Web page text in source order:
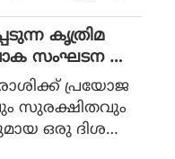
കൃത്രിമ
സംഘടന ആ
ഇല്ല
പ്രയോജ
സുരക്ഷിതവും
ഒരു ദിശ